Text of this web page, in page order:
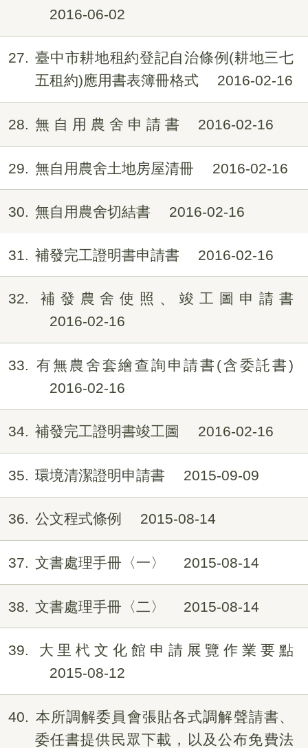
2016-06-02
27
臺中市耕地租約登記自治條例(耕地三七
五租約)應用書表簿冊格式
2016-02-16
28 無 自 用 農 舍 申 請 書 2016-02-16
29 無自用農舍土地房屋清冊 2016-02-16
30 無自用農舍切結書 2016-02-16
31 補發完工證明書申請書 2016-02-16
32
補發農舍使照、竣工圖申請書
2016-02-16
33
有無農舍套繪查詢申請書(含委託書)
2016-02-16
34 補發完工證明書竣工圖 2016-02-16
35 環境清潔證明申請書 2015-09-09
36 公文程式條例 2015-08-14
37 文書處理手冊〈一〉 2015-08-14
38 文書處理手冊〈二〉 2015-08-14
39
大里杙文化館申請展覽作業要點
2015-08-12
40
本所調解委員會張貼各式調解聲請書、
委任書提供民眾下載，以及公布免費法